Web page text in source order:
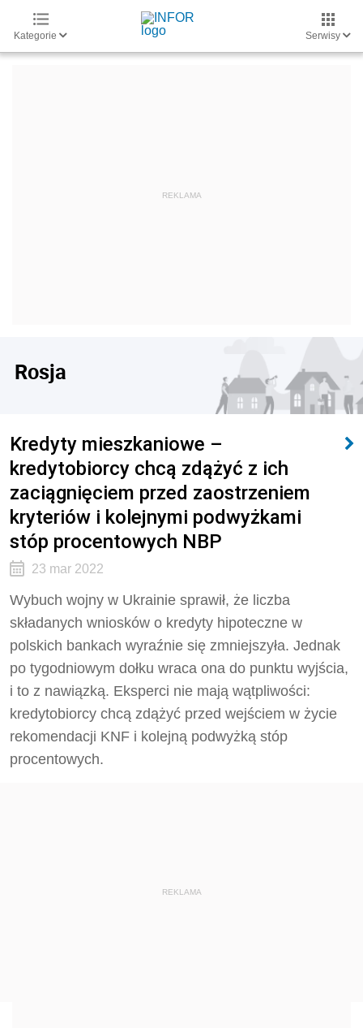
Kategorie Serwisy
Rosja
Kredyty mieszkaniowe –
kredytobiorcy chcą zdążyć z ich
zaciągnięciem przed zaostrzeniem
kryteriów i kolejnymi podwyżkami
stóp procentowych NBP
23 mar 2022
Wybuch wojny w Ukrainie sprawił, że liczba
składanych wniosków o kredyty hipoteczne w
polskich bankach wyraźnie się zmniejszyła. Jednak
po tygodniowym dołku wraca ona do punktu wyjścia,
i to z nawiązką. Eksperci nie mają wątpliwości:
kredytobiorcy chcą zdążyć przed wejściem w życie
rekomendacji KNF i kolejną podwyżką stóp
procentowych.
REKLAMA